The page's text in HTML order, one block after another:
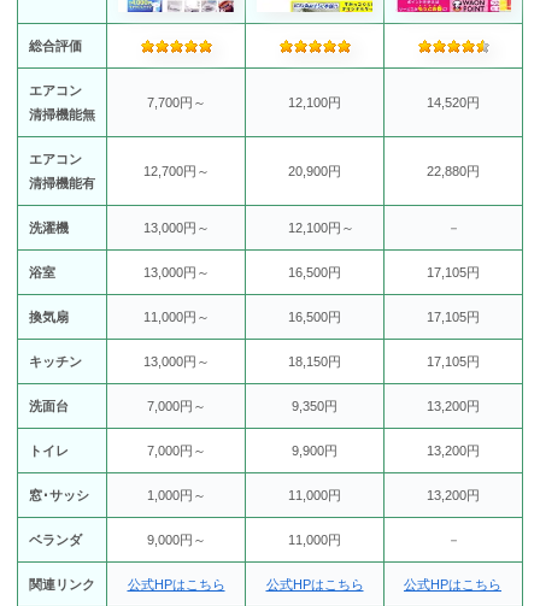
総合評価
エアコン
清掃機能無
7,700円～ 12,100円 14,520円
エアコン
清掃機能有
12,700円～ 20,900円 22,880円
洗濯機 13,000円～ 12,100円～ －
浴室 13,000円～ 16,500円 17,105円
換気扇 11,000円～ 16,500円 17,105円
キッチン 13,000円～ 18,150円 17,105円
洗面台 7,000円～ 9,350円 13,200円
トイレ 7,000円～ 9,900円 13,200円
窓･サッシ 1,000円～ 11,000円 13,200円
ベランダ 9,000円～ 11,000円 －
関連リンク 公式HPはこちら 公式HPはこちら 公式HPはこちら